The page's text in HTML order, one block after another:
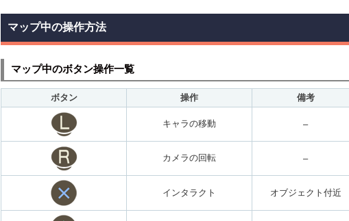
マップ中の操作方法
マップ中のボタン操作一覧
ボタン 操作 備考
キャラの移動 –
カメラの回転 –
インタラクト オブジェクト付近